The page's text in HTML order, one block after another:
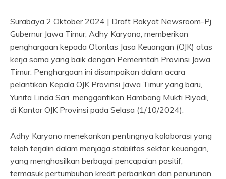
Surabaya 2 Oktober 2024 | Draft Rakyat Newsroom-Pj.
Gubernur Jawa Timur, Adhy Karyono, memberikan
penghargaan kepada Otoritas Jasa Keuangan (OJK) atas
kerja sama yang baik dengan Pemerintah Provinsi Jawa
Timur. Penghargaan ini disampaikan dalam acara
pelantikan Kepala OJK Provinsi Jawa Timur yang baru,
Yunita Linda Sari, menggantikan Bambang Mukti Riyadi,
di Kantor OJK Provinsi pada Selasa (1/10/2024).
Adhy Karyono menekankan pentingnya kolaborasi yang
telah terjalin dalam menjaga stabilitas sektor keuangan,
yang menghasilkan berbagai pencapaian positif,
termasuk pertumbuhan kredit perbankan dan penurunan